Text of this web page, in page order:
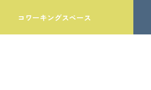
コワーキングスペース